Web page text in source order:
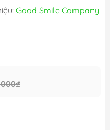
Good Smile Company